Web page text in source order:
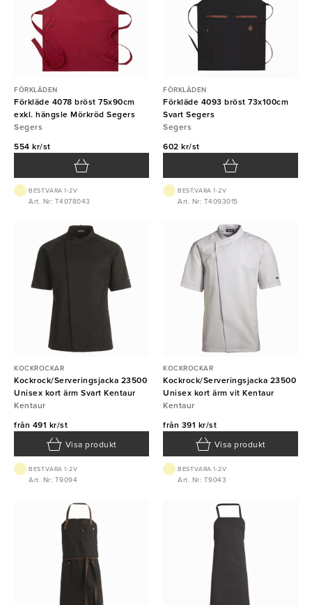
FÖRKLÄDEN
Förkläde 4078 bröst 75x90cm
exkl. hängsle Mörkröd Segers
Segers
554 kr/st
BEST.VARA 1-2V
Art. Nr: T4078043
FÖRKLÄDEN
Förkläde 4093 bröst 73x100cm
Svart Segers
Segers
602 kr/st
BEST.VARA 1-2V
Art. Nr: T4093015
KOCKROCKAR
Kockrock/Serveringsjacka 23500
Unisex kort ärm Svart Kentaur
Kentaur
från 491 kr/st
Visa produkt
BEST.VARA 1-2V
Art. Nr: T9094
KOCKROCKAR
Kockrock/Serveringsjacka 23500
Unisex kort ärm vit Kentaur
Kentaur
från 391 kr/st
Visa produkt
BEST.VARA 1-2V
Art. Nr: T9043